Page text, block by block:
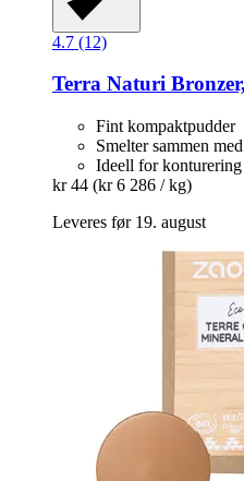
4.7 (12)
Terra Naturi
Fint kompaktpudder
Smelter sammen
Ideell for konturering
kr 44 (kr 6 286 / kg)
Leveres før 19. august